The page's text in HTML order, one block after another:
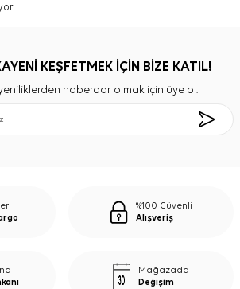
KEŞFETMEK İÇİN BİZE KATIL!
haberdar olmak için üye ol.
%100 Güvenli
Alışveriş
Mağazada
Değişim